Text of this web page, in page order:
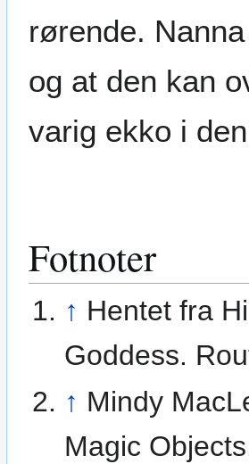
rørende.
og at den kan
varig ekko i
Fotnoter
↑ Hentet fra
Goddess.
↑ Mindy
Magic